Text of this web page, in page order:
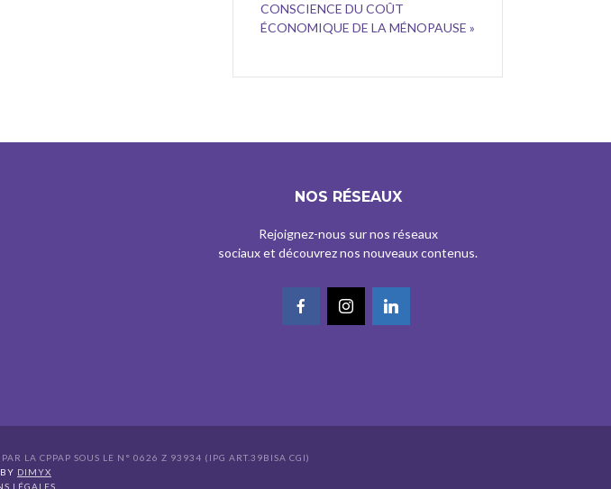
CONSCIENCE DU COÛT
ÉCONOMIQUE DE LA MÉNOPAUSE »
NOS RÉSEAUX
Rejoignez-nous sur nos réseaux
sociaux et découvrez nos nouveaux contenus.
LA CPPAP SOUS LE N° 0626 Z 93934 (IPG ART.39BISA CGI)
DIMYX
LÉGALES